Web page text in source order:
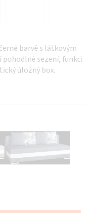
barvě s látkovým
pohodlné sezení, funkci
úložný box.